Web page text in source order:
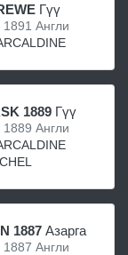
Гүү
Англи
1889 Гүү
Англи
1887 Азарга
Англи